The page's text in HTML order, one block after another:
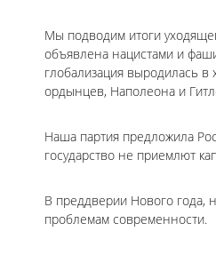
Мы подводим итоги
объявлена нацистами и
глобализация выродилась
ордынцев, Наполеона и
Наша партия предложила
государство не приемлют
В преддверии Нового года,
проблемам современности.